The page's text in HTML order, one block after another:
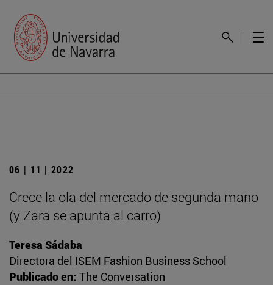
06 | 11 | 2022
Crece la ola del mercado de segunda mano
(y Zara se apunta al carro)
Teresa Sádaba
Directora del ISEM Fashion Business School
Publicado en: The Conversation